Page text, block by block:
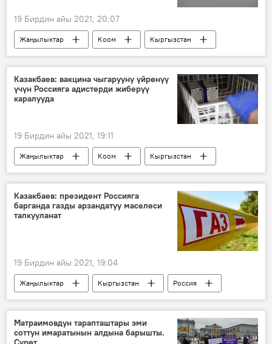
19 Бирдин айы 2021, 20:07
Жаңылыктар Коом
Кыргызстан
Саясат
Райымбек Матраимов
сот
митинг
Райым Матраимовдун кармалышы
Казакбаев: вакцина чыгарууну үйрөнүү
үчүн Россияга адистерди жиберүү
каралууда
19 Бирдин айы 2021, 19:11
Жаңылыктар Коом
Кыргызстан
"Спутник V" вакцинасы
Руслан Казакбаев
вакцина
адис
тажрыйба
Садыр Жапаров
коронавирус
Казакбаев: президент Россияга
барганда газды арзандатуу маселеси
талкууланат
19 Бирдин айы 2021, 19:04
Жаңылыктар Кыргызстан
Россия
Дүйнөдө
Экономика
Саясат
Руслан Казакбаев
газ
арзандатуу
Садыр Жапаров
Матраимовдун тарапташтары эми
соттун имаратынын алдына барышты.